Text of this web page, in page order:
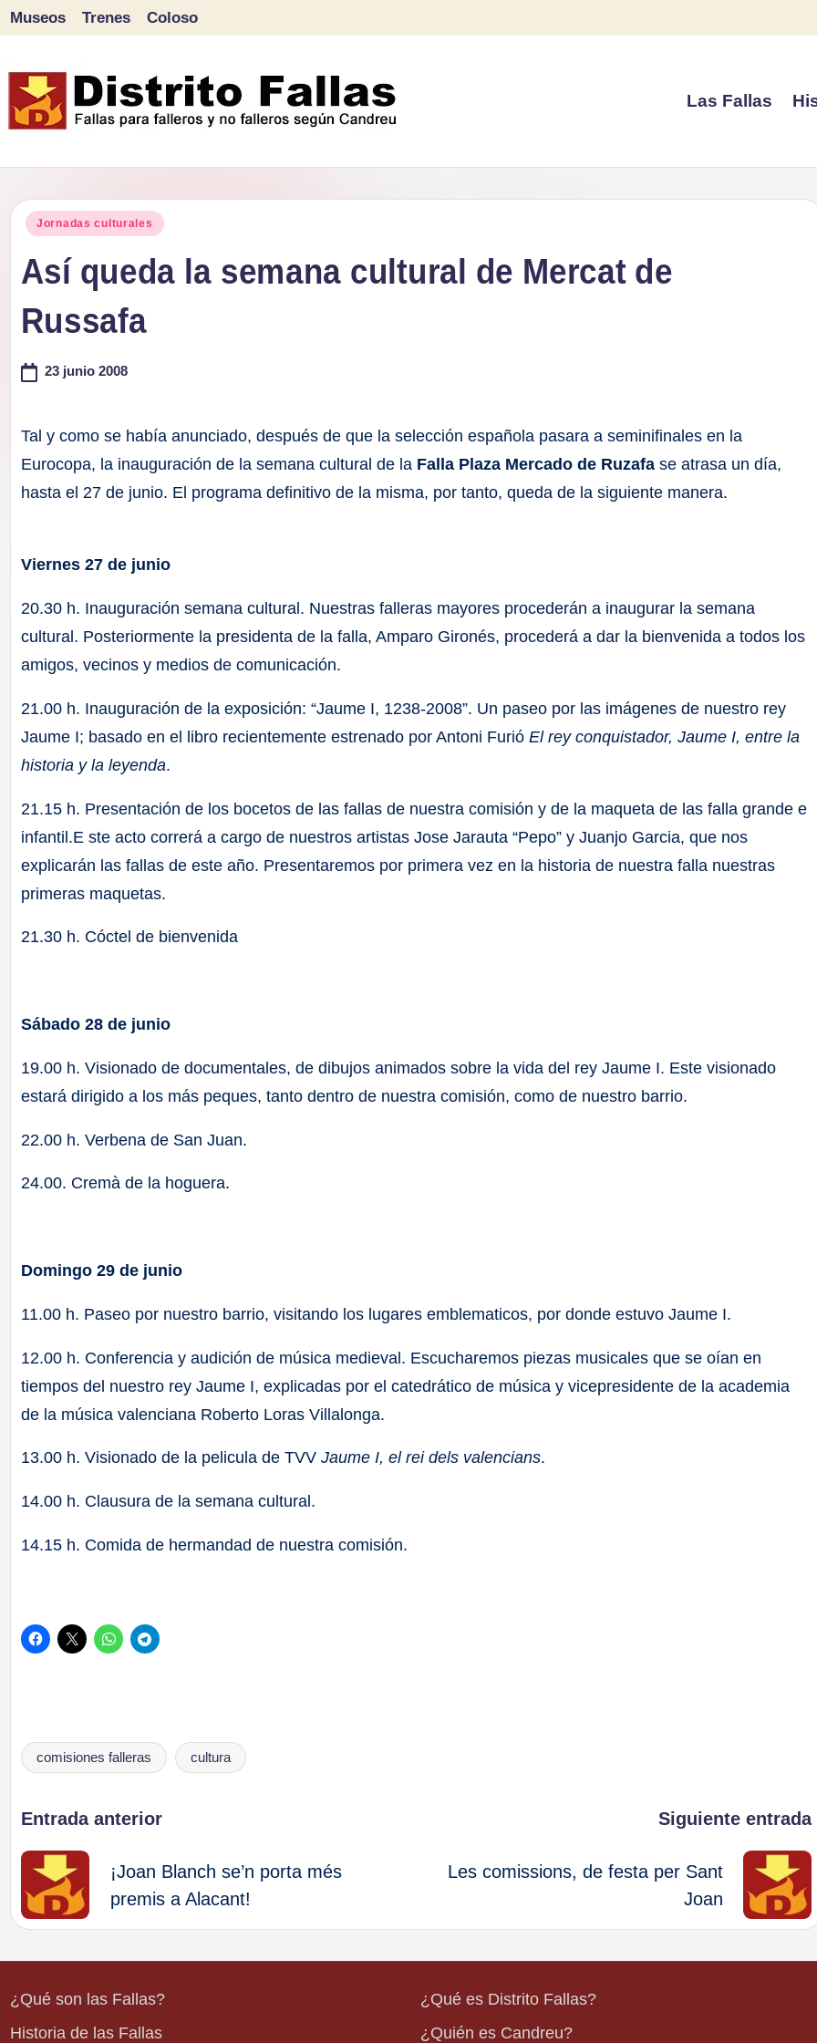
contenido
Museos Trenes Coloso
Las Fallas
Publicado
Jornadas culturales
Así queda la semana cultural de Mercat de
Russafa
23 junio 2008
Tal y como se había anunciado, después de que la selección española pasara a seminifinales en la
Eurocopa, la inauguración de la semana cultural de la Falla Plaza Mercado de Ruzafa se atrasa un día,
hasta el 27 de junio. El programa definitivo de la misma, por tanto, queda de la siguiente manera.
Viernes 27 de junio
20.30 h. Inauguración semana cultural. Nuestras falleras mayores procederán a inaugurar la semana
cultural. Posteriormente la presidenta de la falla, Amparo Gironés, procederá a dar la bienvenida a todos los
amigos, vecinos y medios de comunicación.
21.00 h. Inauguración de la exposición: “Jaume I, 1238-2008”. Un paseo por las imágenes de nuestro rey
Jaume I; basado en el libro recientemente estrenado por Antoni FurióEl rey conquistador, Jaume I, entre la
historia y la leyenda.
21.15 h. Presentación de los bocetos de las fallas de nuestra comisión y de la maqueta de las falla grande e
infantil.E ste acto correrá a cargo de nuestros artistas Jose Jarauta “Pepo” y Juanjo Garcia, que nos
explicarán las fallas de este año. Presentaremos por primera vez en la historia de nuestra falla nuestras
primeras maquetas.
21.30 h. Cóctel de bienvenida
Sábado 28 de junio
19.00 h. Visionado de documentales, de dibujos animados sobre la vida del rey Jaume I. Este visionado
estará dirigido a los más peques, tanto dentro de nuestra comisión, como de nuestro barrio.
22.00 h. Verbena de San Juan.
24.00. Cremà de la hoguera.
Domingo 29 de junio
11.00 h. Paseo por nuestro barrio, visitando los lugares emblematicos, por donde estuvo Jaume I.
12.00 h. Conferencia y audición de música medieval. Escucharemos piezas musicales que se oían en
tiempos del nuestro rey Jaume I, explicadas por el catedrático de música y vicepresidente de la academia
de la música valenciana Roberto Loras Villalonga.
13.00 h. Visionado de la pelicula de TVVJaume I, el rei dels valencians.
14.00 h. Clausura de la semana cultural.
14.15 h. Comida de hermandad de nuestra comisión.
Etiquetas:
comisiones falleras cultura
Navegación
de
entradas
Entrada anterior
¡Joan Blanch se’n porta més
premis a Alacant!
Siguiente entrada
Les comissions, de festa per Sant
Joan
¿Qué son las Fallas?
Historia de las Fallas
¿Qué es Distrito Fallas?
¿Quién es Candreu?